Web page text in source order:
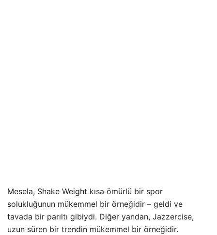
Mesela, Shake Weight kısa ömürlü bir spor
solukluğunun mükemmel bir örneğidir – geldi ve
tavada bir parıltı gibiydi. Diğer yandan, Jazzercise,
uzun süren bir trendin mükemmel bir örneğidir.